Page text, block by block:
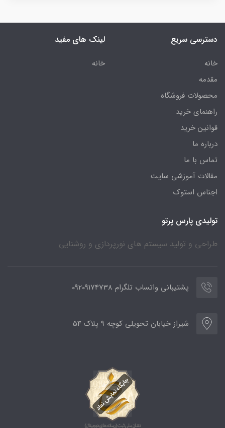
دسترسی سریع
خانه
مقدمه
محصولات فروشگاه
راهنمای خرید
قوانین خرید
درباره ما
تماس با ما
مقالات آموزشی سایت
اجناس استوک
لینک های مفید
خانه
تولیدی پارس پرتو
طراحی و تولید سیستم های نورپردازی و روشنایی
پشتیبانی واتساب تلگرام 09209174738
شیراز خیابان تحویلی کوچه 9 پلاک 54